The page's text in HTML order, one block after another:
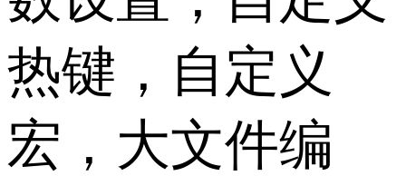
热键，自定义
宏，大文件编